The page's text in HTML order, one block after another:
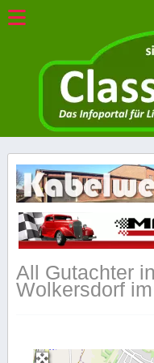
All Gutachter
Wolkersdorf